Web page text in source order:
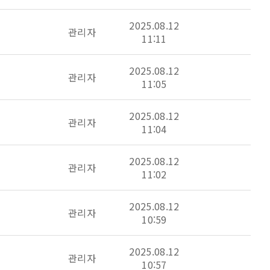
관리자
2025.08.12
11:11
관리자
2025.08.12
11:05
관리자
2025.08.12
11:04
관리자
2025.08.12
11:02
관리자
2025.08.12
10:59
관리자
2025.08.12
10:57